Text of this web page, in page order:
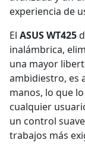
experiencia de
El ASUS WT425
inalámbrica,
una mayor
ambidiestro, es
manos, lo que
cualquier
un control
trabajos más